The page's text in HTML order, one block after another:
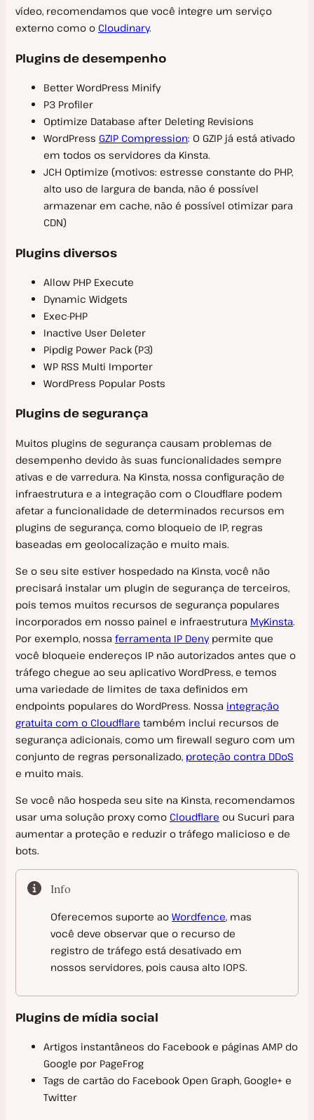
Contas e Domínios Russos
vídeo, recomendamos que você integre um serviço
externo como o Cloudinary.
Plugins de desempenho
Better WordPress Minify
P3 Profiler
Optimize Database after Deleting Revisions
WordPress GZIP Compression: O GZIP já está ativado
em todos os servidores da Kinsta.
JCH Optimize (motivos: estresse constante do PHP,
alto uso de largura de banda, não é possível
armazenar em cache, não é possível otimizar para
CDN)
Plugins diversos
Allow PHP Execute
Dynamic Widgets
Exec-PHP
Inactive User Deleter
Pipdig Power Pack (P3)
WP RSS Multi Importer
WordPress Popular Posts
Plugins de segurança
Muitos plugins de segurança causam problemas de
desempenho devido às suas funcionalidades sempre
ativas e de varredura. Na Kinsta, nossa configuração de
infraestrutura e a integração com o Cloudflare podem
afetar a funcionalidade de determinados recursos em
plugins de segurança, como bloqueio de IP, regras
baseadas em geolocalização e muito mais.
Se o seu site estiver hospedado na Kinsta, você não
precisará instalar um plugin de segurança de terceiros,
pois temos muitos recursos de segurança populares
incorporados em nosso painel e infraestrutura MyKinsta.
Por exemplo, nossa ferramenta IP Denypermite que
você bloqueie endereços IP não autorizados antes que o
tráfego chegue ao seu aplicativo WordPress, e temos
uma variedade de limites de taxa definidos em
endpoints populares do WordPress. Nossa integração
gratuita com o Cloudflare também inclui recursos de
segurança adicionais, como um firewall seguro com um
conjunto de regras personalizado, proteção contra DDoS
e muito mais.
Se você não hospeda seu site na Kinsta, recomendamos
usar uma solução proxy como Cloudflare ou Sucuri para
aumentar a proteção e reduzir o tráfego malicioso e de
bots.
Info
Oferecemos suporte ao Wordfence, mas
você deve observar que o recurso de
registro de tráfego está desativado em
nossos servidores, pois causa alto IOPS.
Plugins de mídia social
Artigos instantâneos do Facebook e páginas AMP do
Google por PageFrog
Tags de cartão do Facebook Open Graph, Google+ e
Twitter